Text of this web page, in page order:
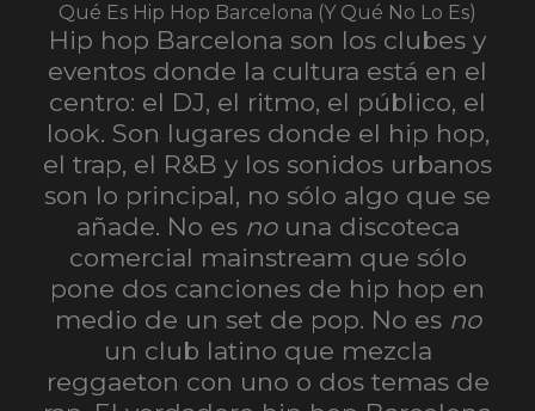
Qué Es Hip Hop Barcelona (y Qué No Lo Es)
Hip hop Barcelona son los clubes y
eventos donde la cultura está en el
centro: el DJ, el ritmo, el público, el
look. Son lugares donde el hip hop,
el trap, el R&B y los sonidos urbanos
son lo principal, no sólo algo que se
añade. No es nouna discoteca
comercial mainstream que sólo
pone dos canciones de hip hop en
medio de un set de pop. No es no
un club latino que mezcla
reggaeton con uno o dos temas de